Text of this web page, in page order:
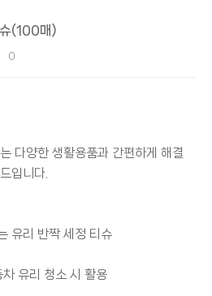
태화소개
제품안내
(100매)
0
다양한 생활용품과 간편하게 해결
입니다.
유리 반짝 세정 티슈
유리 청소 시 활용